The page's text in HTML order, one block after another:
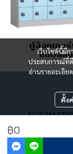
ตู้ล็อคเกอ
ซี60ช่อง
฿0
เว็บไซต์นี้มี
ประสบการณ์ที่ดี
อ่านรายละเอีย
ตั้ง
9 Soi
Tel : 02-